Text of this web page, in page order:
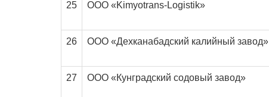
25 ООО «Kimyotrans-Logistik»
26 ООО «Дехканабадский калийный завод»
27 ООО «Кунградский содовый завод»